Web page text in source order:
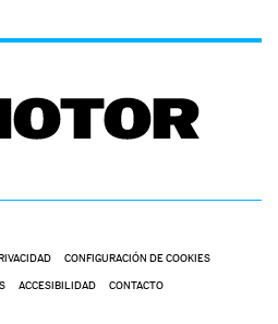
CONFIGURACIÓN DE COOKIES
ACCESIBILIDAD CONTACTO